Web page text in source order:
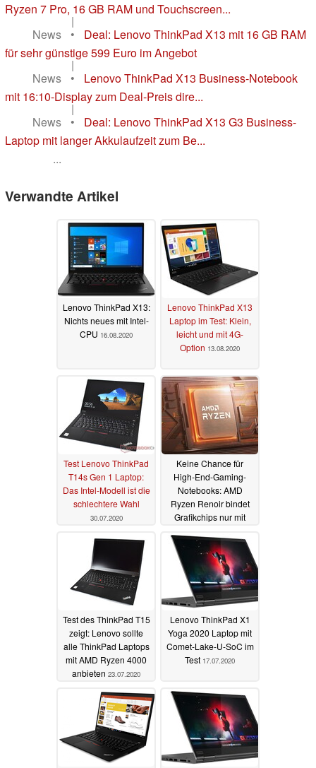
Ryzen 7 Pro, 16 GB RAM und Touchscreen...
|
News
•
Deal: Lenovo ThinkPad X13 mit 16 GB RAM
für sehr günstige 599 Euro im Angebot
|
News
•
Lenovo ThinkPad X13 Business-Notebook
mit 16:10-Display zum Deal-Preis dire...
|
News
•
Deal: Lenovo ThinkPad X13 G3 Business-
Laptop mit langer Akkulaufzeit zum Be...
...
Verwandte Artikel
Lenovo ThinkPad X13:
Nichts neues mit Intel-
CPU 16.08.2020
Lenovo ThinkPad X13
Laptop im Test: Klein,
leicht und mit 4G-
Option 13.08.2020
Test Lenovo ThinkPad
T14s Gen 1 Laptop:
Das Intel-Modell ist die
schlechtere Wahl
30.07.2020
Keine Chance für
High-End-Gaming-
Notebooks: AMD
Ryzen Renoir bindet
Grafikchips nur mit
23.07.2020
Test des ThinkPad T15
zeigt: Lenovo sollte
alle ThinkPad Laptops
mit AMD Ryzen 4000
anbieten 23.07.2020
Lenovo ThinkPad X1
Yoga 2020 Laptop mit
Comet-Lake-U-SoC im
Test 17.07.2020